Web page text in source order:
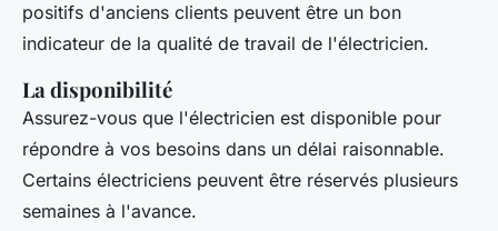
positifs d'anciens clients peuvent être un bon
indicateur de la qualité de travail de l'électricien.
La disponibilité
Assurez-vous que l'électricien est disponible pour
répondre à vos besoins dans un délai raisonnable.
Certains électriciens peuvent être réservés plusieurs
semaines à l'avance.